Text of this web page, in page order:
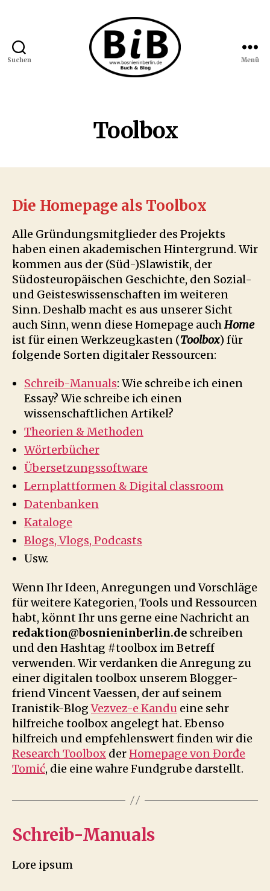
Suchen Menü
Toolbox
Die Homepage als Toolbox
Alle Gründungsmitglieder des Projekts
haben einen akademischen Hintergrund. Wir
kommen aus der (Süd-)Slawistik, der
Südosteuropäischen Geschichte, den Sozial-
und Geisteswissenschaften im weiteren
Sinn. Deshalb macht es aus unserer Sicht
auch Sinn, wenn diese Homepage auchHome
ist für einen Werkzeugkasten (Toolbox) für
folgende Sorten digitaler Ressourcen:
Schreib-Manuals: Wie schreibe ich einen
Essay? Wie schreibe ich einen
wissenschaftlichen Artikel?
Theorien & Methoden
Wörterbücher
Übersetzungssoftware
Lernplattformen & Digital classroom
Datenbanken
Kataloge
Blogs, Vlogs, Podcasts
Usw.
Wenn Ihr Ideen, Anregungen und Vorschläge
für weitere Kategorien, Tools und Ressourcen
habt, könnt Ihr uns gerne eine Nachricht an
redaktion@bosnieninberlin.de schreiben
und den Hashtag #toolbox im Betreff
verwenden. Wir verdanken die Anregung zu
einer digitalen toolbox unserem Blogger-
friend Vincent Vaessen, der auf seinem
Iranistik-BlogVezvez-e Kandu eine sehr
hilfreiche toolbox angelegt hat. Ebenso
hilfreich und empfehlenswert finden wir die
Research Toolbox derHomepage von Đorđe
Tomić, die eine wahre Fundgrube darstellt.
Schreib-Manuals
Lore ipsum